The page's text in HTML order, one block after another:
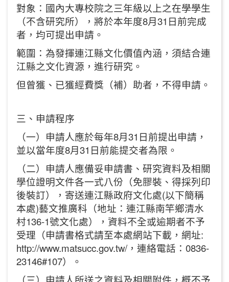
對象：國內大專校院之三年級以上之在學學生
（不含研究所），將於本年度8月31日前完成
者，均可提出申請。
範圍：為發揮連江縣文化價值內涵，須結合連
江縣之文化資源，進行研究。
但曾獲、已獲經費獎（補）助者，不得申請。
三、申請程序
（一）申請人應於每年8月31日前提出申請，
並以當年度8月31日前能提交者為限。
（二）申請人應備妥申請書、研究資料及相關
學位證明文件各一式八份（免膠裝、得採列印
後裝訂），寄送連江縣政府文化處(以下簡稱
本處)藝文推廣科（地址：連江縣南竿鄉清水
村136-1號文化處），資料不全或逾期者不予
受理（申請書格式請至本處網站下載，網址:
http://www.matsucc.gov.tw/，連絡電話：0836-
23146#107）。